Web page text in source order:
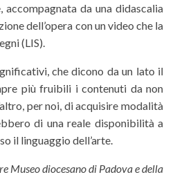
accompagnata da una didascalia
dell’opera con un video che la
(LIS).
che dicono da un lato il
più fruibili i contenuti da non
per noi, di acquisire modalità
di una reale disponibilità a
il linguaggio dell’arte.
Museo diocesano di Padova e della